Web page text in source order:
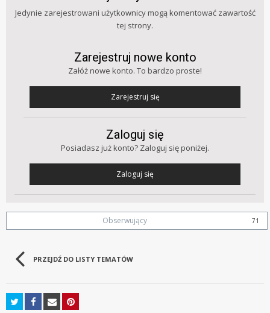
Jedynie zarejestrowani użytkownicy mogą komentować zawartość
tej strony.
Zarejestruj nowe konto
Załóż nowe konto. To bardzo proste!
Zarejestruj się
Zaloguj się
Posiadasz już konto? Zaloguj się poniżej.
Zaloguj się
Obserwujący 71
PRZEJDŹ DO LISTY TEMATÓW